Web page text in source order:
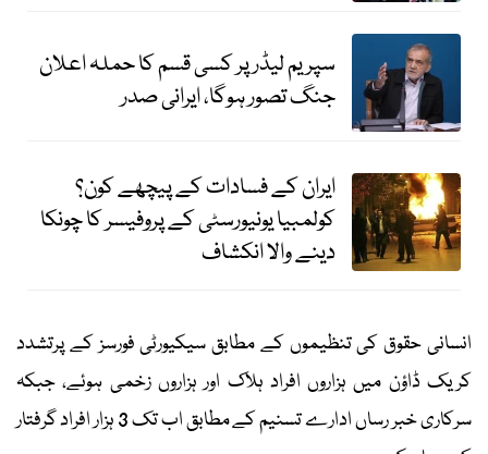
سپریم لیڈر پر کسی قسم کا حملہ اعلان
جنگ تصور ہوگا، ایرانی صدر
ایران کے فسادات کے پیچھے کون؟
کولمبیا یونیورسٹی کے پروفیسر کا چونکا
دینے والا انکشاف
انسانی حقوق کی تنظیموں کے مطابق سیکیورٹی فورسز کے پرتشدد
کریک ڈاؤن میں ہزاروں افراد ہلاک اور ہزاروں زخمی ہوئے، جبکہ
سرکاری خبر رساں ادارے تسنیم کے مطابق اب تک 3 ہزار افراد گرفتار